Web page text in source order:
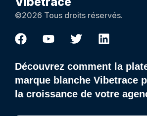
©2026 Tous droits réservés.
Découvrez comment la
marque blanche Vibetrace
la croissance de votre